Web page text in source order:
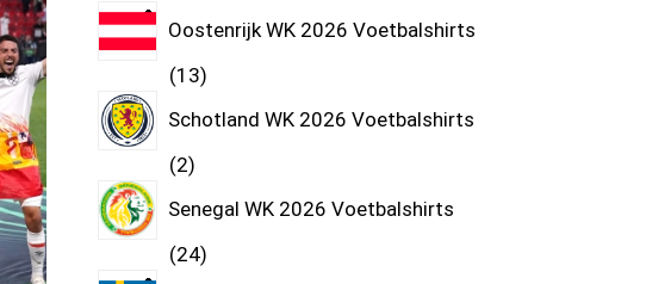
Oostenrijk WK 2026 Voetbalshirts
13
Schotland WK 2026 Voetbalshirts
2
Senegal WK 2026 Voetbalshirts
24